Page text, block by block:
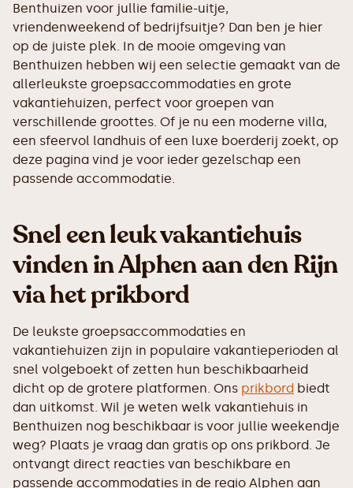
Benthuizen voor jullie familie-uitje,
vriendenweekend of bedrijfsuitje? Dan ben je hier
op de juiste plek. In de mooie omgeving van
Benthuizen hebben wij een selectie gemaakt van de
allerleukste groepsaccommodaties en grote
vakantiehuizen, perfect voor groepen van
verschillende groottes. Of je nu een moderne villa,
een sfeervol landhuis of een luxe boerderij zoekt, op
deze pagina vind je voor ieder gezelschap een
passende accommodatie.
Snel een leuk vakantiehuis
vinden in Alphen aan den Rijn
via het prikbord
De leukste groepsaccommodaties en
vakantiehuizen zijn in populaire vakantieperioden al
snel volgeboekt of zetten hun beschikbaarheid
dicht op de grotere platformen. Ons prikbord biedt
dan uitkomst. Wil je weten welk vakantiehuis in
Benthuizen nog beschikbaar is voor jullie weekendje
weg? Plaats je vraag dan gratis op ons prikbord. Je
ontvangt direct reacties van beschikbare en
passende accommodaties in de regio Alphen aan